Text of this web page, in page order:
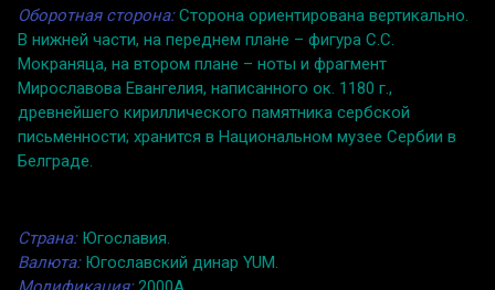
Оборотная сторона:Сторона ориентирована вертикально.
В нижней части, на переднем плане – фигура С.С.
Мокраняца, на втором плане – ноты и фрагмент
Мирославова Евангелия, написанного ок. 1180 г.,
древнейшего кириллического памятника сербской
письменности; хранится в Национальном музее Сербии в
Белграде.
Страна:Югославия.
Валюта:Югославский динар YUM.